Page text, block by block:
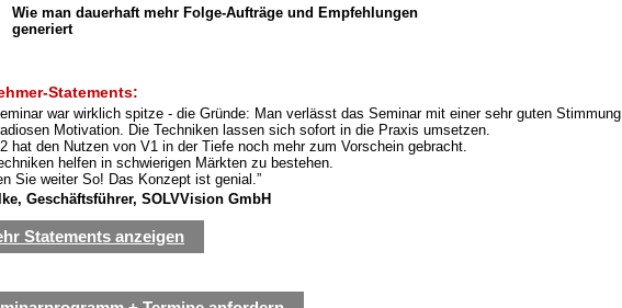
Wie man dauerhaft mehr Folge-Aufträge und Empfehlungen
generiert
Statements:
war wirklich spitze - die Gründe: Man verlässt das Seminar mit einer sehr guten Stimmung
Motivation. Die Techniken lassen sich sofort in die Praxis umsetzen.
hat den Nutzen von V1 in der Tiefe noch mehr zum Vorschein gebracht.
helfen in schwierigen Märkten zu bestehen.
Sie weiter So! Das Konzept ist genial.”
Geschäftsführer, SOLVVision GmbH
Statements anzeigen